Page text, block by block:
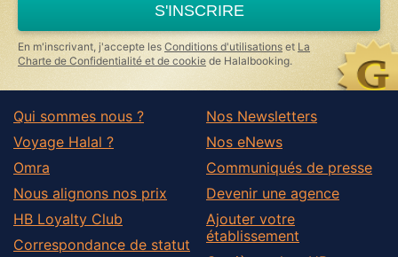
ignore
this
field
S'INSCRIRE
En m'inscrivant, j'accepte les Conditions d'utilisations et La
Charte de Confidentialité et de cookie de Halalbooking.
Qui sommes nous ?
Voyage Halal ?
Omra
Nous alignons nos prix
HB Loyalty Club
Correspondance de statut
Nos Newsletters
Nos eNews
Communiqués de presse
Devenir une agence
Ajouter votre
établissement